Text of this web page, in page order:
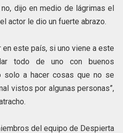
dijo en medio de lágrimas el
actor le dio un fuerte abrazo.
en este país, si uno viene a este
todo de uno con buenos
solo a hacer cosas que no se
vistos por algunas personas”,
del equipo de Despierta